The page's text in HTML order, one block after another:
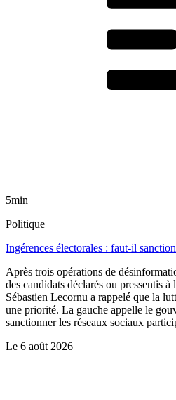
5min
Politique
Ingérences électorales : faut-il
Après trois opérations de
des candidats déclarés ou pressentis
Sébastien Lecornu a rappelé que la
une priorité. La gauche appelle le
sanctionner les réseaux sociaux
Le 6 août 2026